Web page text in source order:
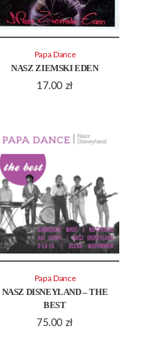
NASZ ZIEMSKI EDEN
17.00 zł
Papa Dance
NASZ DISNEYLAND – THE
BEST
75.00 zł
Papa Dance